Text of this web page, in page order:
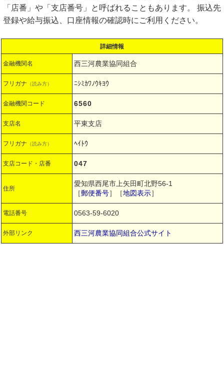
「店番」や「支店番号」と呼ばれることもあります。 振込先
登録や給与振込、口座情報の確認時にご利用ください。
詳細情報
金融機関名 西三河農業協同組合
フリガナ （読み方） ﾆｼﾐｶﾜﾉｳｷﾖｳ
金融機関コード 6560
支店名 平東支店
フリガナ （読み方） ﾍｲﾄｳ
支店コード・店番 047
住所
愛知県西尾市上矢田町北野56-1
［郵便番号］［地図表示］
電話番号 0563-59-6020
外部リンク 西三河農業協同組合公式サイト